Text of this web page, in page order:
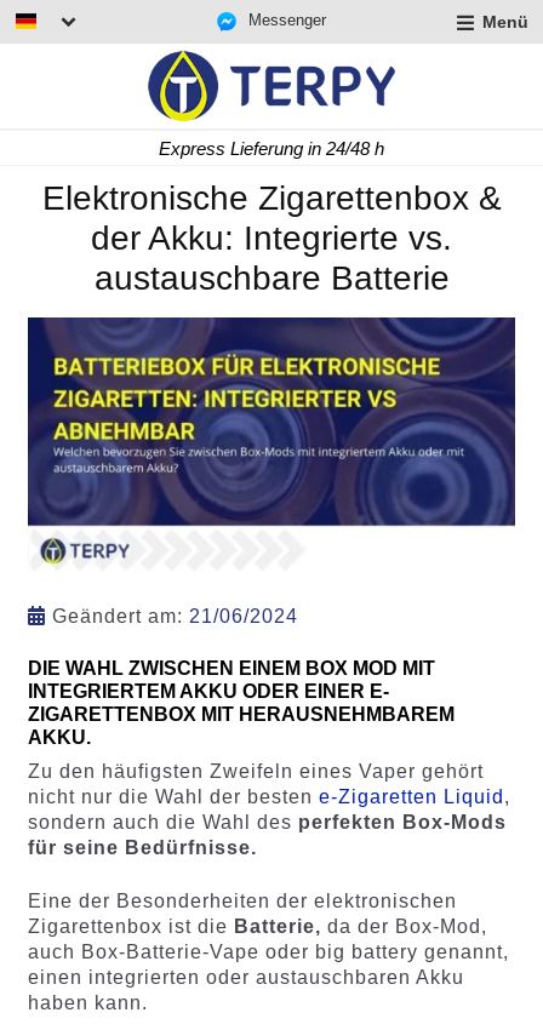
Messenger Menü
Express Lieferung in 24/48 h
Elektronische Zigarettenbox &
der Akku: Integrierte vs.
austauschbare Batterie
Geändert am: 21/06/2024
DIE WAHL ZWISCHEN EINEM BOX MOD MIT
INTEGRIERTEM AKKU ODER EINER E-
ZIGARETTENBOX MIT HERAUSNEHMBAREM
AKKU.
Zu den häufigsten Zweifeln eines Vaper gehört
nicht nur die Wahl der besten e-Zigaretten Liquid ,
sondern auch die Wahl des perfekten Box-Mods
für seine Bedürfnisse.
Eine der Besonderheiten der elektronischen
Zigarettenbox ist die Batterie, da der Box-Mod,
auch Box-Batterie-Vape oder big battery genannt,
einen integrierten oder austauschbaren Akku
haben kann.